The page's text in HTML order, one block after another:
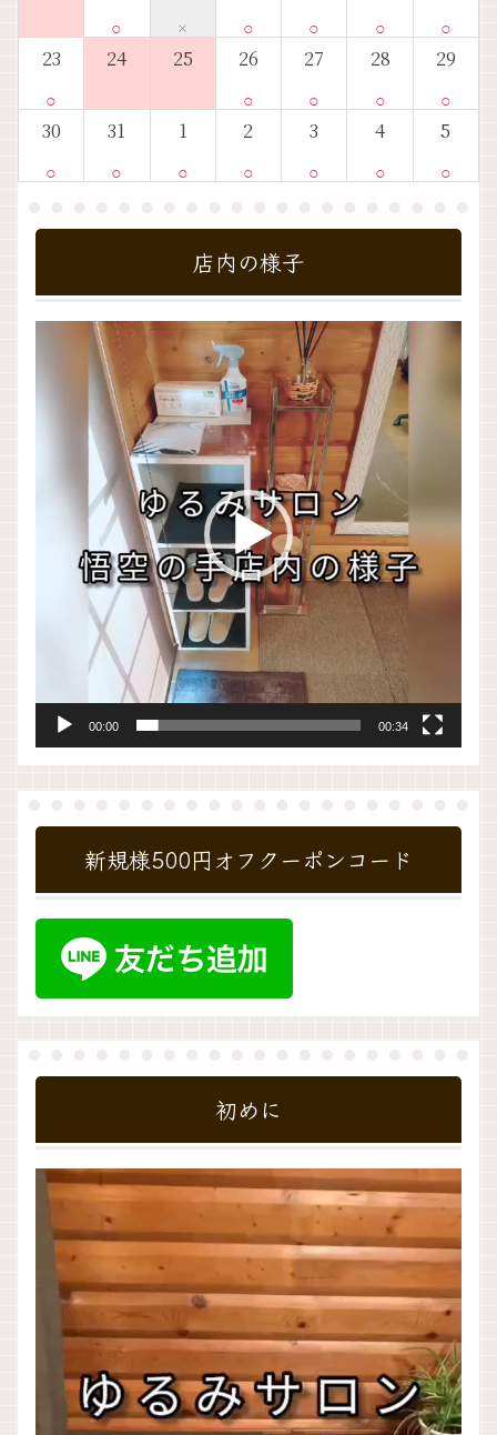
○ × ○ ○ ○ ○
23
○
24 25 26
○
27
○
28
○
29
○
30
○
31
○
1
○
2
○
3
○
4
○
5
○
店内の様子
00:00 00:34
新規様500円オフクーポンコード
初めに
動